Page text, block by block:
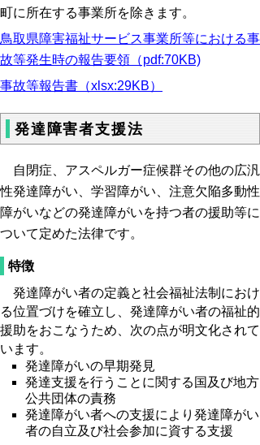
町に所在する事業所を除きます。
鳥取県障害福祉サービス事業所等における事
故等発生時の報告要領（pdf:70KB)
事故等報告書（xlsx:29KB）
発達障害者支援法
自閉症、アスペルガー症候群その他の広汎
性発達障がい、学習障がい、注意欠陥多動性
障がいなどの発達障がいを持つ者の援助等に
ついて定めた法律です。
特徴
発達障がい者の定義と社会福祉法制におけ
る位置づけを確立し、発達障がい者の福祉的
援助をおこなうため、次の点が明文化されて
います。
発達障がいの早期発見
発達支援を行うことに関する国及び地方
公共団体の責務
発達障がい者への支援により発達障がい
者の自立及び社会参加に資する支援